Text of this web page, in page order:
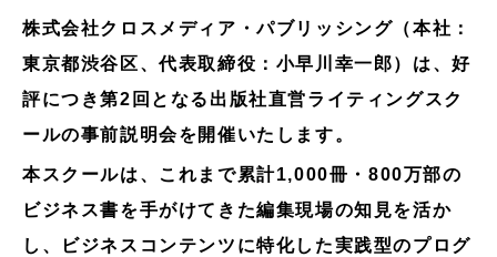
株式会社クロスメディア・パブリッシング（本社：
東京都渋谷区、代表取締役：小早川幸一郎）は、好
評につき第2回となる出版社直営ライティングスク
ールの事前説明会を開催いたします。
本スクールは、これまで累計1,000冊・800万部の
ビジネス書を手がけてきた編集現場の知見を活か
し、ビジネスコンテンツに特化した実践型のプログ